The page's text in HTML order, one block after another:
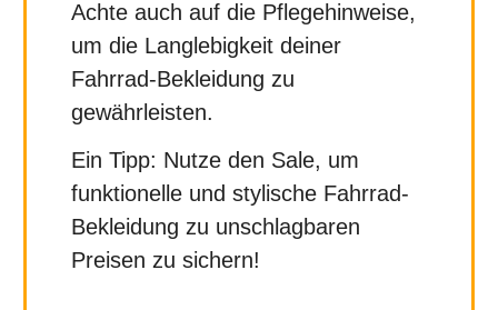
Achte auch auf die Pflegehinweise,
um die Langlebigkeit deiner
Fahrrad-Bekleidung zu
gewährleisten.
Ein Tipp: Nutze den Sale, um
funktionelle und stylische Fahrrad-
Bekleidung zu unschlagbaren
Preisen zu sichern!